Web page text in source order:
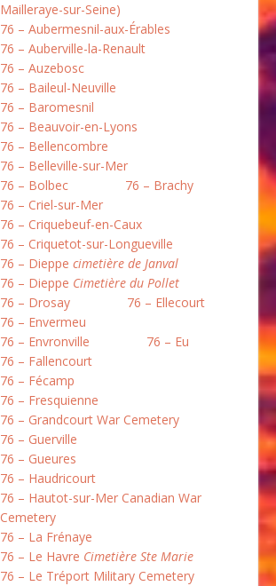
Mailleraye-sur-Seine)
76 – Aubermesnil-aux-Érables
76 – Auberville-la-Renault
76 – Auzebosc
76 – Baileul-Neuville
76 – Baromesnil
76 – Beauvoir-en-Lyons
76 – Bellencombre
76 – Belleville-sur-Mer
76 – Bolbec
76 – Brachy
76 – Criel-sur-Mer
76 – Criquebeuf-en-Caux
76 – Criquetot-sur-Longueville
76 – Dieppe cimetière de Janval
76 – Dieppe Cimetière du Pollet
76 – Drosay
76 – Ellecourt
76 – Envermeu
76 – Envronville
76 – Eu
76 – Fallencourt
76 – Fécamp
76 – Fresquienne
76 – Grandcourt War Cemetery
76 – Guerville
76 – Gueures
76 – Haudricourt
76 – Hautot-sur-Mer Canadian War
Cemetery
76 – La Frénaye
76 – Le Havre Cimetière Ste Marie
76 – Le Tréport Military Cemetery